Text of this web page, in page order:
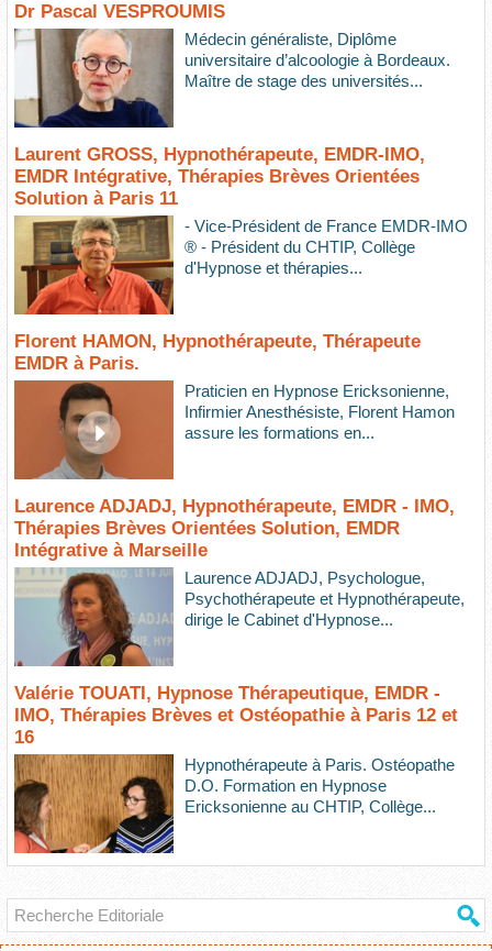
Dr Pascal VESPROUMIS
Médecin généraliste, Diplôme
universitaire d’alcoologie à Bordeaux.
Maître de stage des universités...
Laurent GROSS, Hypnothérapeute, EMDR-IMO,
EMDR Intégrative, Thérapies Brèves Orientées
Solution à Paris 11
- Vice-Président de France EMDR-IMO
® - Président du CHTIP, Collège
d'Hypnose et thérapies...
Florent HAMON, Hypnothérapeute, Thérapeute
EMDR à Paris.
Praticien en Hypnose Ericksonienne,
Infirmier Anesthésiste, Florent Hamon
assure les formations en...
Laurence ADJADJ, Hypnothérapeute, EMDR - IMO,
Thérapies Brèves Orientées Solution, EMDR
Intégrative à Marseille
Laurence ADJADJ, Psychologue,
Psychothérapeute et Hypnothérapeute,
dirige le Cabinet d'Hypnose...
Valérie TOUATI, Hypnose Thérapeutique, EMDR -
IMO, Thérapies Brèves et Ostéopathie à Paris 12 et
16
Hypnothérapeute à Paris. Ostéopathe
D.O. Formation en Hypnose
Ericksonienne au CHTIP, Collège...